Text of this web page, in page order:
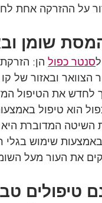
על ההזרקה אחת
שומן
סנטר כפול הן:
הצוואר ובאזור של
לחדש את הטיפול
הוא טיפול
השיטה המדוברת
שימוש בגלי
את העור מעל
טיפולים